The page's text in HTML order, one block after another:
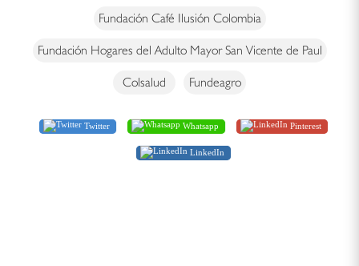
Fundación Café Ilusión Colombia
Fundación Hogares del Adulto Mayor San Vicente de Paul
Colsalud Fundeagro
Twitter Whatsapp Pinterest
LinkedIn